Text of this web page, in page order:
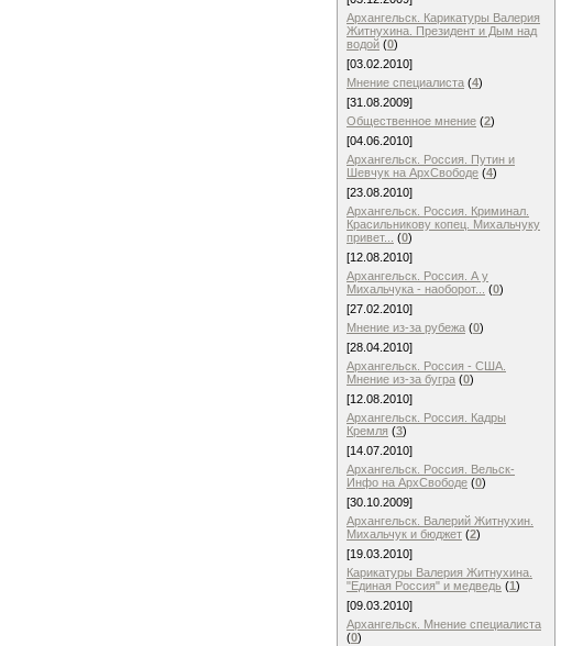
Архангельск. Карикатуры Валерия
Житнухина. Президент и Дым над
водой (0)
[03.02.2010]
Мнение специалиста (4)
[31.08.2009]
Общественное мнение (2)
[04.06.2010]
Архангельск. Россия. Путин и
Шевчук на АрхСвободе (4)
[23.08.2010]
Архангельск. Россия. Криминал.
Красильникову копец. Михальчуку
привет...
(0)
[12.08.2010]
Архангельск. Россия. А у
Михальчука - наоборот...
(0)
[27.02.2010]
Мнение из-за рубежа (0)
[28.04.2010]
Архангельск. Россия - США.
Мнение из-за бугра (0)
[12.08.2010]
Архангельск. Россия. Кадры
Кремля (3)
[14.07.2010]
Архангельск. Россия. Вельск-
Инфо на АрхСвободе (0)
[30.10.2009]
Архангельск. Валерий Житнухин.
Михальчук и бюджет (2)
[19.03.2010]
Карикатуры Валерия Житнухина.
"Единая Россия" и медведь (1)
[09.03.2010]
Архангельск. Мнение специалиста
(0)